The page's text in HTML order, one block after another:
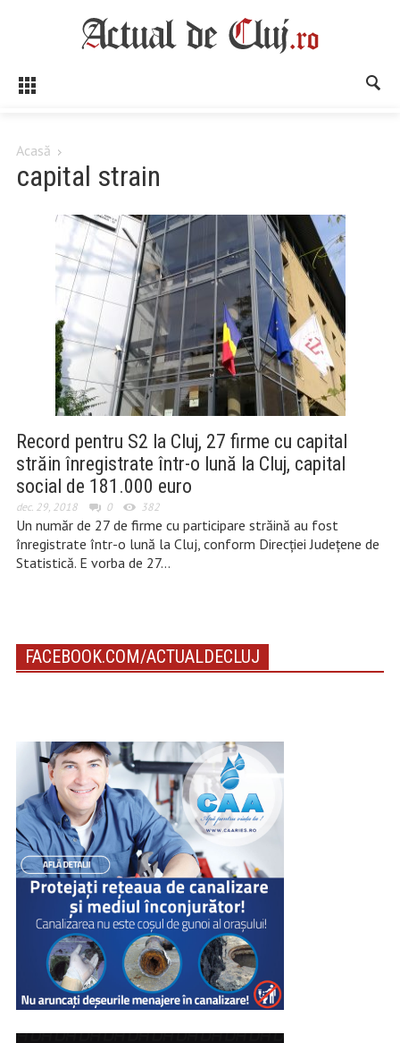
Acasă
capital strain
Record pentru S2 la Cluj, 27 firme cu capital
străin înregistrate într-o lună la Cluj, capital
social de 181.000 euro
dec. 29, 2018 0 382
Un număr de 27 de firme cu participare străină au fost
înregistrate într-o lună la Cluj, conform Direcției Județene de
Statistică. E vorba de 27…
FACEBOOK.COM/ACTUALDECLUJ